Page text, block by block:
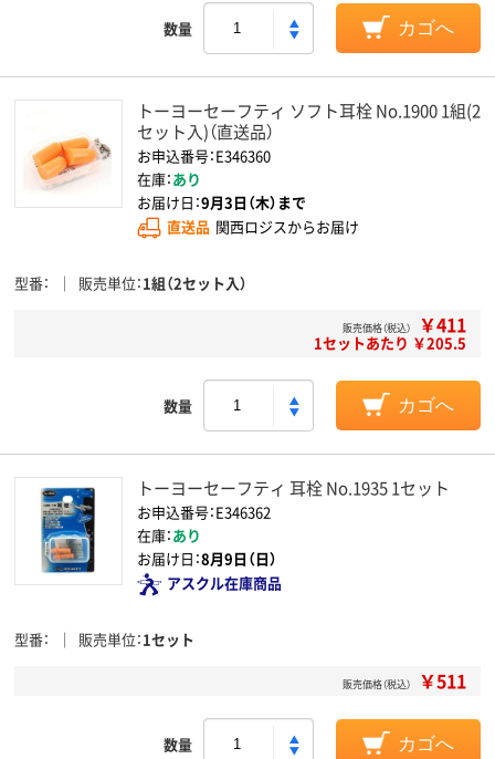
数量 カゴへ
トーヨーセーフティ ソフト耳栓 No.1900 1組(2
セット入)（直送品）
お申込番号：E346360
在庫：あり
お届け日：9月3日（木）まで
直送品 関西ロジスからお届け
型番 販売単位 1組（2セット入）
販売価格（税込） ￥411
1セットあたり ￥205.5
数量 カゴへ
トーヨーセーフティ 耳栓 No.1935 1セット
お申込番号：E346362
在庫：あり
お届け日：8月9日（日）
アスクル在庫商品
型番 販売単位 1セット
販売価格（税込） ￥511
数量 カゴへ